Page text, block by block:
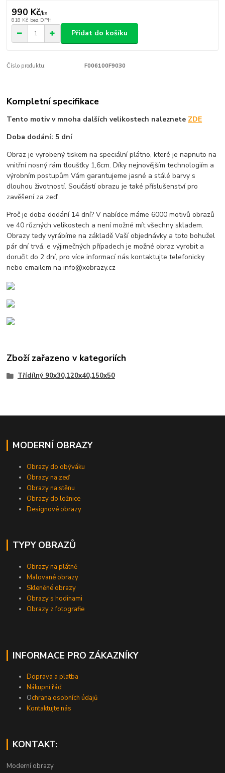
990 Kč/ks
818 Kč bez DPH
Přidat do košíku
Číslo produktu: F006100F9030
Kompletní specifikace
Tento motiv v mnoha dalších velikostech naleznete ZDE
Doba dodání: 5 dní
Obraz je vyrobený tiskem na speciální plátno, které je napnuto na
vnitřní nosný rám tloušťky 1,6cm. Díky nejnovějším technologiím a
výrobním postupům Vám garantujeme jasné a stálé barvy s
dlouhou životností. Součástí obrazu je také příslušenství pro
zavěšení za zeď.
Proč je doba dodání 14 dní? V nabídce máme 6000 motivů obrazů
ve 40 různých velikostech a není možné mít všechny skladem.
Obrazy tedy vyrábíme na základě Vaší objednávky a toto bohužel
pár dní trvá. e výjimečných případech je možné obraz vyrobit a
doručit do 2 dní, pro více informací nás kontaktujte telefonicky
nebo emailem na info@xobrazy.cz
Zboží zařazeno v kategoriích
Třídílný 90x30,120x40,150x50
MODERNÍ OBRAZY
Obrazy do obýváku
Obrazy na zeď
Obrazy na stěnu
Obrazy do ložnice
Designové obrazy
TYPY OBRAZŮ
Obrazy na plátně
Malované obrazy
Skleněné obrazy
Obrazy s hodinami
Obrazy z fotografie
INFORMACE PRO ZÁKAZNÍKY
Doprava a platba
Nákupní řád
Ochrana osobních údajů
Kontaktujte nás
KONTAKT:
Moderní obrazy